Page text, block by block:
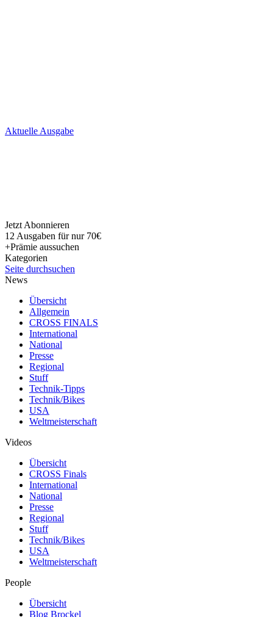
Skip
Aktuelle Ausgabe
Jetzt Abonnieren
12 Ausgaben für nur 70€
+Prämie aussuchen
Kategorien
Seite durchsuchen
News
Übersicht
Allgemein
CROSS FINALS
International
National
Presse
Regional
Stuff
Technik-Tipps
Technik/Bikes
USA
Weltmeisterschaft
Videos
Übersicht
CROSS Finals
International
National
Presse
Regional
Stuff
Technik/Bikes
USA
Weltmeisterschaft
People
Übersicht
Blog Brockel